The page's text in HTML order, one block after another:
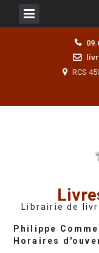
RCS
Librairie de